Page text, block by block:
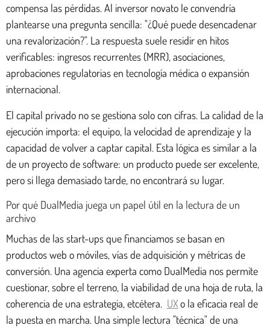
compensa las pérdidas. Al inversor novato le convendría
plantearse una pregunta sencilla: "¿Qué puede desencadenar
una revalorización?". La respuesta suele residir en hitos
verificables: ingresos recurrentes (MRR), asociaciones,
aprobaciones regulatorias en tecnología médica o expansión
internacional.
El capital privado no se gestiona solo con cifras. La calidad de la
ejecución importa: el equipo, la velocidad de aprendizaje y la
capacidad de volver a captar capital. Esta lógica es similar a la
de un proyecto de software: un producto puede ser excelente,
pero si llega demasiado tarde, no encontrará su lugar.
Por qué DualMedia juega un papel útil en la lectura de un
archivo
Muchas de las start-ups que financiamos se basan en
productos web o móviles, vías de adquisición y métricas de
conversión. Una agencia experta como DualMedia nos permite
cuestionar, sobre el terreno, la viabilidad de una hoja de ruta, la
coherencia de una estrategia, etcétera. UXo la eficacia real de
la puesta en marcha. Una simple lectura "técnica" de una